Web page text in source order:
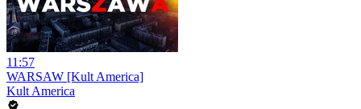
11:57
WARSAW [Kult America]
Kult America